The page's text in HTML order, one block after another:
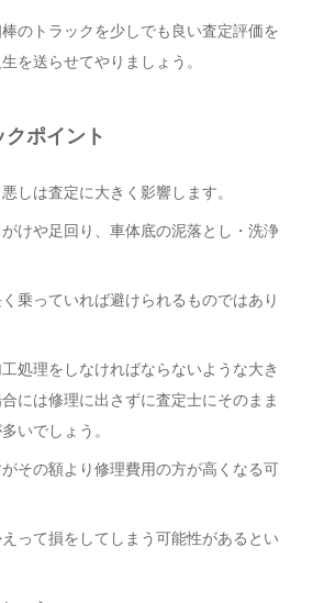
のトラックを少しでも良い査定評価を
を送らせてやりましょう。
ポイント
しは査定に大きく影響します。
けや足回り、車体底の泥落とし・洗浄
乗っていれば避けられるものではあり
処理をしなければならないような大き
には修理に出さずに査定士にそのまま
いでしょう。
その額より修理費用の方が高くなる可
って損をしてしまう可能性があるとい